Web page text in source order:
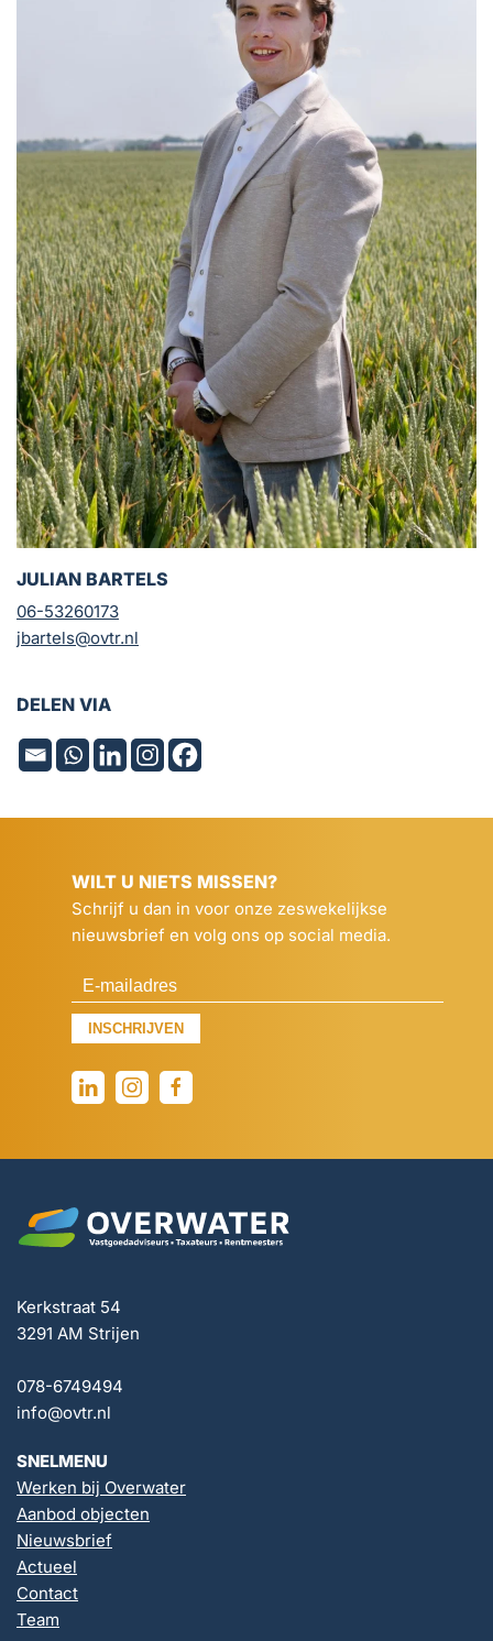
JULIAN BARTELS
06-53260173
jbartels@ovtr.nl
DELEN VIA
WILT U NIETS MISSEN?
Schrijf u dan in voor onze zeswekelijkse
nieuwsbrief en volg ons op social media.
INSCHRIJVEN
Kerkstraat 54
3291 AM Strijen
078-6749494
info@ovtr.nl
SNELMENU
Werken bij Overwater
Aanbod objecten
Nieuwsbrief
Actueel
Contact
Team